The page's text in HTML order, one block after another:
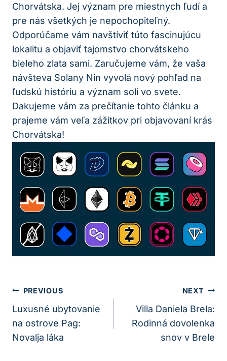
Chorvátska. Jej význam pre miestnych ľudí a
pre nás všetkých je nepochopiteľný.
Odporúčame vám navštíviť túto fascinujúcu
lokalitu a objaviť tajomstvo chorvátskeho
bieleho zlata sami. Zaručujeme vám, že vaša
návšteva Solany Nin vyvolá nový pohľad na
ľudskú históriu a význam soli vo svete.
Dakujeme vám za prečítanie tohto článku a
prajeme vám veľa zážitkov pri objavovaní krás
Chorvátska!
Navigácia
V
Článku
PREVIOUS
Luxusné ubytovanie
na ostrove Pag:
Novalja láka
NEXT
Villa Daniela Brela:
Rodinná dovolenka
snov v Brele